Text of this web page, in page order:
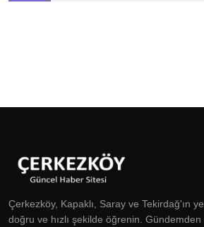
Çerkezköy, Kapaklı, Saray ve Tekirdağ'ın
doğru ve hızlı şekilde öğrenin.